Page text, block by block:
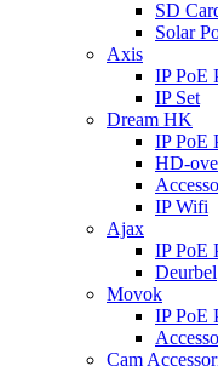
SD
Solar
Axis
IP PoE
IP Set
Dream HK
IP PoE
HD-
IP Wifi
Ajax
IP PoE
Deurbel
Movok
IP PoE
Cam